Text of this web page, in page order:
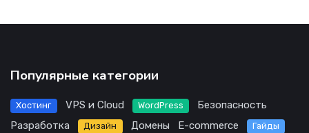
Популярные категории
Хостинг VPS и Cloud WordPress
Безопасность
Разработка
Дизайн Домены E-commerce Гайды